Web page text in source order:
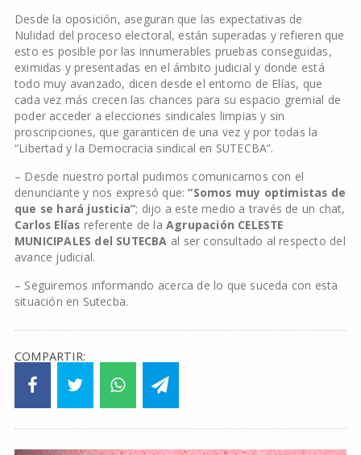
Desde la oposición, aseguran que las expectativas de
Nulidad del proceso electoral, están superadas y refieren que
esto es posible por las innumerables pruebas conseguidas,
eximidas y presentadas en el ámbito judicial y donde está
todo muy avanzado, dicen desde el entorno de Elías, que
cada vez más crecen las chances para su espacio gremial de
poder acceder a elecciones sindicales limpias y sin
proscripciones, que garanticen de una vez y por todas la
“Libertad y la Democracia sindical en SUTECBA”.
– Desde nuestro portal pudimos comunicarnos con el
denunciante y nos expresó que:“Somos muy optimistas de
que se hará justicia”; dijo a este medio a través de un chat,
Carlos Elías referente de la Agrupación CELESTE
MUNICIPALES del SUTECBA al ser consultado al respecto del
avance judicial.
– Seguiremos informando acerca de lo que suceda con esta
situación en Sutecba.
COMPARTIR: